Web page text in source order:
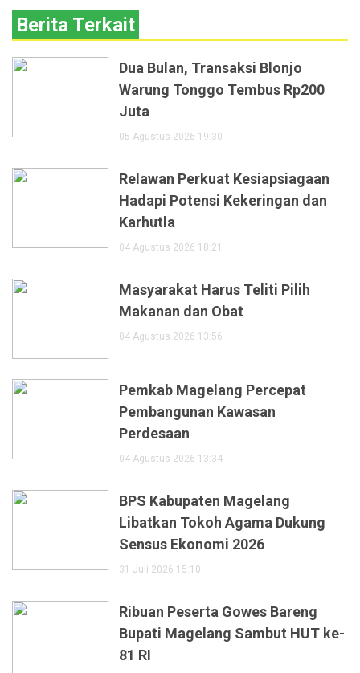
Berita Terkait
Dua Bulan, Transaksi Blonjo
Warung Tonggo Tembus Rp200
Juta
05 Agustus 2026 19:30
Relawan Perkuat Kesiapsiagaan
Hadapi Potensi Kekeringan dan
Karhutla
04 Agustus 2026 18:21
Masyarakat Harus Teliti Pilih
Makanan dan Obat
04 Agustus 2026 13:56
Pemkab Magelang Percepat
Pembangunan Kawasan
Perdesaan
04 Agustus 2026 13:34
BPS Kabupaten Magelang
Libatkan Tokoh Agama Dukung
Sensus Ekonomi 2026
31 Juli 2026 15:10
Ribuan Peserta Gowes Bareng
Bupati Magelang Sambut HUT ke-
81 RI